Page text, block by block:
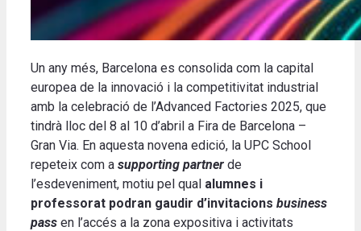
Un any més, Barcelona es consolida com la capital
europea de la innovació i la competitivitat industrial
amb la celebració de l’Advanced Factories 2025, que
tindrà lloc del 8 al 10 d’abril a Fira de Barcelona –
Gran Via. En aquesta novena edició, la UPC School
repeteix com a supporting partner de
l’esdeveniment, motiu pel qual alumnes i
professorat podran gaudir d’invitacions business
pass en l’accés a la zona expositiva i activitats